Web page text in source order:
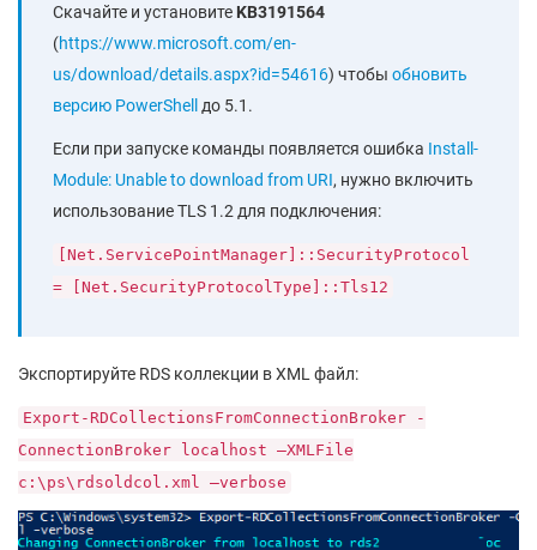
Скачайте и установите KB3191564
(https://www.microsoft.com/en-
us/download/details.aspx?id=54616) чтобы обновить
версию PowerShell
до 5.1.
Если при запуске команды появляется ошибка Install-
Module: Unable to download from URI, нужно включить
использование TLS 1.2 для подключения:
[Net.ServicePointManager]::SecurityProtocol
= [Net.SecurityProtocolType]::Tls12
Экспортируйте RDS коллекции в XML файл:
Export-RDCollectionsFromConnectionBroker -
ConnectionBroker localhost –XMLFile
c:\ps\rdsoldcol.xml –verbose